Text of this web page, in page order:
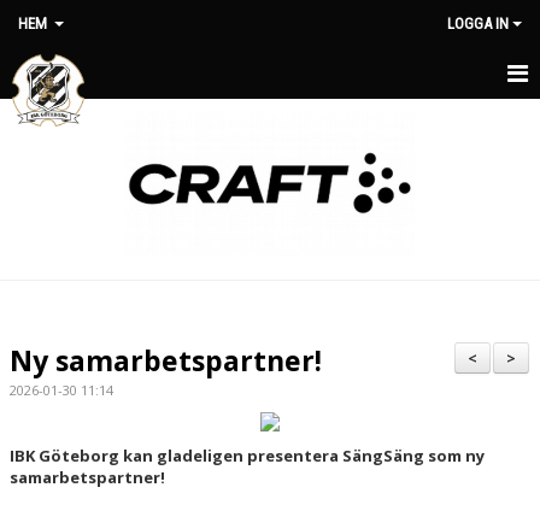
HEM LOGGA IN
HEM
KLUBBSHOP
STYRELSE
>
<
Ny samarbetspartner!
2026-01-30 11:14
IBK Göteborg kan gladeligen presentera SängSäng som ny
samarbetspartner!